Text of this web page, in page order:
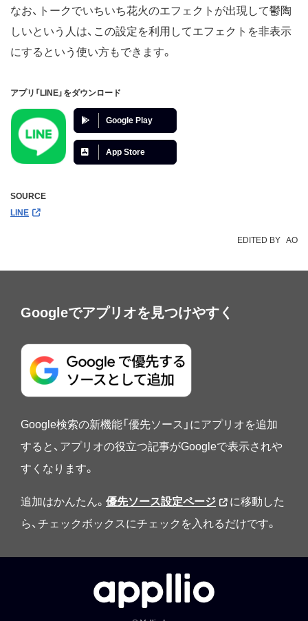
なお、トークでいちいち花火のエフェクトが出現して鬱陶
しいという人は、この設定を利用してエフェクトを非表示
にするという使い方もできます。
アプリ「LINE」をダウンロード
Google Play
App Store
SOURCE
LINE
EDITED BY AO
Googleでアプリオを見つけやすく
Google検索の新機能「優先ソース」にアプリオを追加
すると、アプリオの役立つ記事がGoogleで表示されや
すくなります。
追加はかんたん。 優先ソース設定ページ
に移動した
ら、チェックボックスにチェックを入れるだけです。